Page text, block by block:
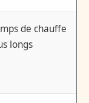
de chauffe
longs